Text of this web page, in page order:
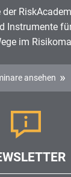
der
Instrumente
im
ansehen